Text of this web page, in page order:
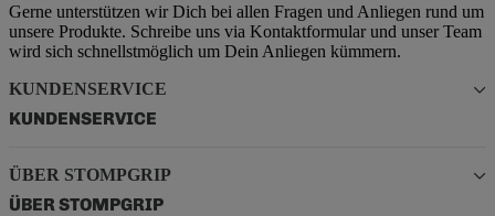
Gerne unterstützen wir Dich bei allen Fragen und Anliegen rund um
unsere Produkte. Schreibe uns via Kontaktformular und unser Team
wird sich schnellstmöglich um Dein Anliegen kümmern.
KUNDENSERVICE
KUNDENSERVICE
ÜBER STOMPGRIP
ÜBER STOMPGRIP